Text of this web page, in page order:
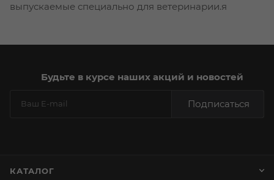
выпускаемые специально для ветеринарии.я
Будьте в курсе наших акций и новостей
Подписаться
КАТАЛОГ